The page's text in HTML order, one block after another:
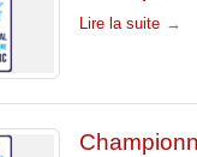
Lire la suite